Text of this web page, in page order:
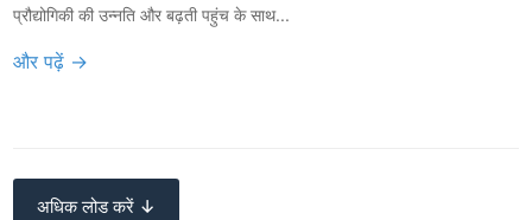
प्रौद्योगिकी की उन्नति और बढ़ती पहुंच के साथ...
और पढ़ें →
अधिक लोड करें ↓